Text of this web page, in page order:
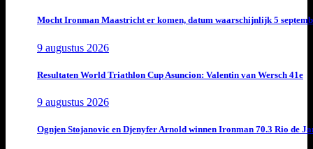
Mocht Ironman Maastricht er komen, datum waarschijnlijk 5
9 augustus 2026
Resultaten World Triathlon Cup Asuncion: Valentin van Wersch 41e
9 augustus 2026
Ognjen Stojanovic en Djenyfer Arnold winnen Ironman 70.3 Rio de